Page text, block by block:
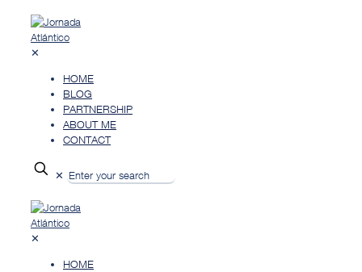
✕
HOME
BLOG
PARTNERSHIP
ABOUT ME
CONTACT
✕
✕
HOME